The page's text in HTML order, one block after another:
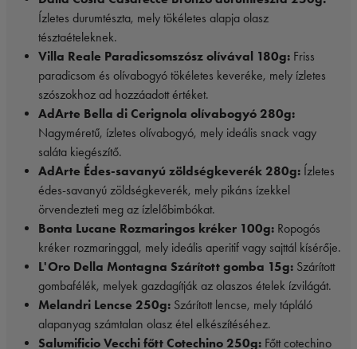
Ízletes durumtészta, mely tökéletes alapja olasz
tésztaételeknek.
Villa Reale Paradicsomszósz olívával 180g: Friss
paradicsom és olívabogyó tökéletes keveréke, mely ízletes
szószokhoz ad hozzáadott értéket.
AdArte Bella di Cerignola olívabogyó 280g:
Nagyméretű, ízletes olívabogyó, mely ideális snack vagy
saláta kiegészítő.
AdArte Édes-savanyú zöldségkeverék 280g: Ízletes
édes-savanyú zöldségkeverék, mely pikáns ízekkel
örvendezteti meg az ízlelőbimbókat.
Bonta Lucane Rozmaringos kréker 100g: Ropogós
kréker rozmaringgal, mely ideális aperitif vagy sajttál kísérője.
L'Oro Della Montagna Szárított gomba 15g: Szárított
gombafélék, melyek gazdagítják az olaszos ételek ízvilágát.
Melandri Lencse 250g: Szárított lencse, mely tápláló
alapanyag számtalan olasz étel elkészítéséhez.
Salumificio Vecchi főtt Cotechino 250g: Főtt cotechino